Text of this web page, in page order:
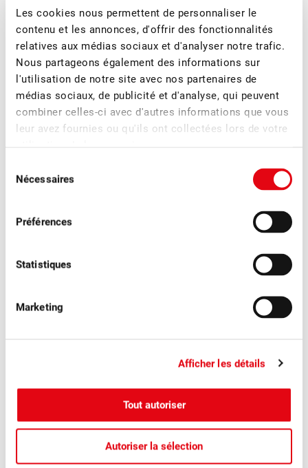
Les cookies nous permettent de personnaliser le
contenu et les annonces, d'offrir des fonctionnalités
relatives aux médias sociaux et d'analyser notre trafic.
Nous partageons également des informations sur
l'utilisation de notre site avec nos partenaires de
médias sociaux, de publicité et d'analyse, qui peuvent
combiner celles-ci avec d'autres informations que vous
leur avez fournies ou qu'ils ont collectées lors de votre
Nécessaires
Préférences
Statistiques
Marketing
Afficher les détails
Tout autoriser
Autoriser la sélection
Jimmy Mariéthoz
Directeur
Plus d'actualités
Les pruneaux suisses pour voir la vie en
bleu
La saison des pruneaux suisses juteux et aromatiques bat